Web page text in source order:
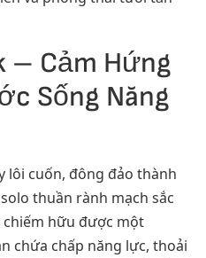
– Cảm Hứng
Sống Năng
lôi cuốn, đông đảo thành
thuần rành mạch sắc
hữu được một
chứa chấp năng lực, thoải